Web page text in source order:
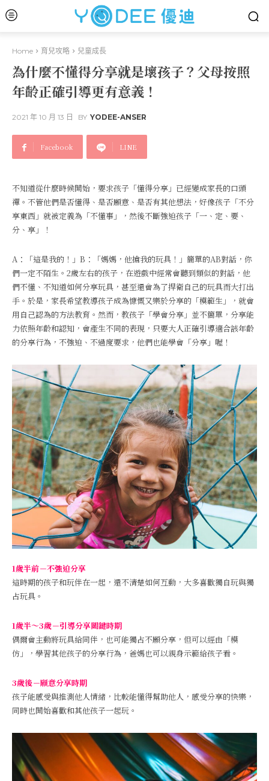
Home 育兒攻略 兒童成長
為什麼不懂得分享就是壞孩子？父母按照
年齡正確引導更有意義！
2021 年 10 月 13 日 BY YODEE-ANSER
Facebook LINE
不知道從什麼時候開始，要求孩子「懂得分享」已經變成家長的口頭
禪。不管他們是否懂得、是否願意、是否有其他想法，好像孩子「不分
享東西」就被定義為「不懂事」，然後不斷強迫孩子「一、定、要、
分、享」！
A：「這是我的！」B：「媽媽，他搶我的玩具！」簡單的AB對話，你
們一定不陌生。2歲左右的孩子，在遊戲中經常會聽到類似的對話，他
們不懂、不知道如何分享玩具，甚至還會為了捍衛自己的玩具而大打出
手。於是，家長希望教導孩子成為慷慨又樂於分享的「模範生」，就會
用自己認為的方法教育。然而，教孩子「學會分享」並不簡單，分享能
力依照年齡和認知，會產生不同的表現，只要大人正確引導適合該年齡
的分享行為，不強迫、不過度要求，他們也能學會「分享」喔！
1歲半前－不強迫分享
這時期的孩子和玩伴在一起，還不清楚如何互動，大多喜歡獨自玩與獨
占玩具。
1歲半～3歲－引導分享關鍵時期
偶爾會主動將玩具給同伴，也可能獨占不願分享，但可以經由「模
仿」，學習其他孩子的分享行為，爸媽也可以親身示範給孩子看。
3歲後－願意分享時期
孩子能感受與推測他人情緒，比較能懂得幫助他人，感受分享的快樂，
同時也開始喜歡和其他孩子一起玩。